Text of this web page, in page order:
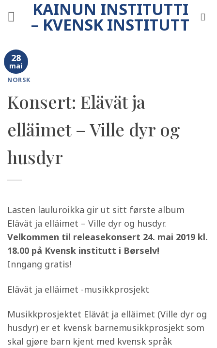
to
KAINUN INSTITUTTI
– KVENSK INSTITUTT
28
mai
NORSK
Konsert: Elävät ja
elläimet – Ville dyr og
husdyr
Lasten lauluroikka gir ut sitt første album
Elävät ja elläimet – Ville dyr og husdyr.
Velkommen til releasekonsert 24. mai 2019 kl.
18.00 på Kvensk institutt i Børselv!
Inngang gratis!
Elävät ja elläimet -musikkprosjekt
Musikkprosjektet Elävät ja elläimet (Ville dyr og
husdyr) er et kvensk barnemusikkprosjekt som
skal gjøre barn kjent med kvensk språk